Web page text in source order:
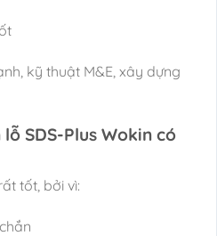
kỹ thuật M&E, xây dựng
SDS-Plus Wokin có
tốt, bởi vì: